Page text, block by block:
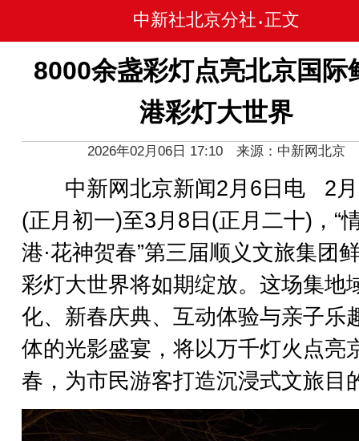
中新社北京分社 • 正文
8000余盏彩灯点亮北京国际
港彩灯大世界
2026年02月06日 17:10 来源：中新网北京
中新网北京新闻2月6日电 2月
(正月初一)至3月8日(正月二十)，“
港·花神贺春”第三届顺义文旅集团
彩灯大世界将如期绽放。这场集地
化、新春庆典、互动体验与亲子乐
体的光影盛宴，将以万千灯火点亮
春，为市民游客打造沉浸式文旅目